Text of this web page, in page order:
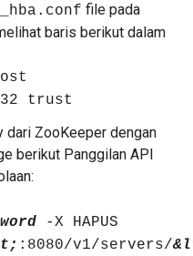
file pada
baris berikut dalam
trust
dari ZooKeeper dengan
berikut Panggilan API
-X HAPUS
:8080/v1/servers/